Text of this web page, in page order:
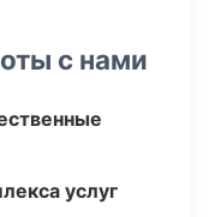
с нами
услуг